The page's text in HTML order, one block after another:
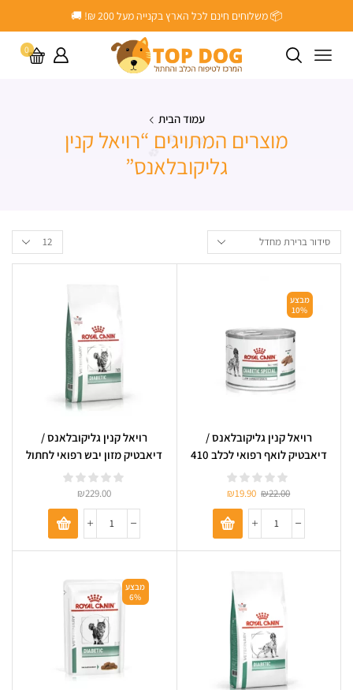
📦 משלוחים חינם לכל הארץ בקנייה מעל ‎200 ₪! 🚚
0
עמוד הבית
מוצרים המתויגים “רויאל קנין
גליקובלאנס”
מבצע
10%
רויאל קנין גליקובלאנס /
דיאבטיק לואף רפואי לכלב 410
גרם Royal Canin
Glycobalance
₪22.00
₪19.90
רויאל קנין גליקובלאנס /
דיאבטיק מזון יבש רפואי לחתול
3.5 ק״ג Royal Canin
Glycobalance
₪229.00
מבצע
6%